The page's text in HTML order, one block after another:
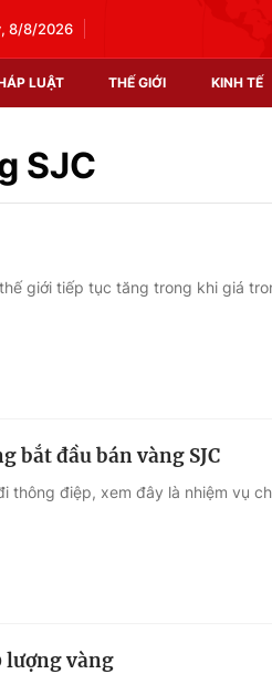
8/8/2026
LUẬT THẾ GIỚI KINH TẾ
Xã hội
SJC
giới tiếp tục tăng trong khi giá
bắt đầu bán vàng SJC
thông điệp, xem đây là nhiệm vụ
lượng vàng